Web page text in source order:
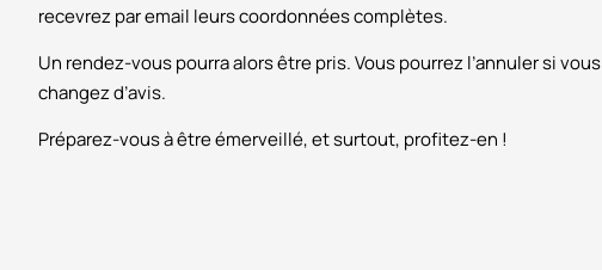
recevrez par email leurs coordonnées complètes.
Un rendez-vous pourra alors être pris. Vous pourrez l’annuler si vous
changez d’avis.
Préparez-vous à être émerveillé, et surtout, profitez-en !